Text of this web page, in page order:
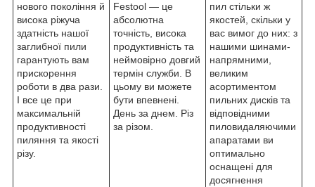
нового покоління й
висока ріжуча
здатність нашої
заглибної пили
гарантують вам
прискорення
роботи в два рази.
І все це при
максимальній
продуктивності
пиляння та якості
різу.
Festool — це
абсолютна
точність, висока
продуктивність та
неймовірно довгий
термін служби. В
цьому ви можете
бути впевнені.
День за днем. Різ
за різом.
пил стільки ж
якостей, скільки у
вас вимог до них: з
нашими шинами-
напрямними,
великим
асортиментом
пильних дисків та
відповідними
пиловидаляючими
апаратами ви
оптимально
оснащені для
досягнення